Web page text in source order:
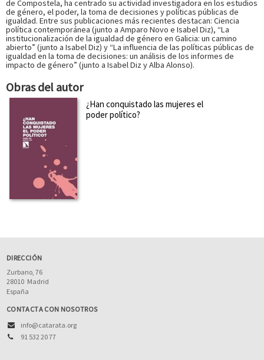
de Compostela, ha centrado su actividad investigadora en los estudios
de género, el poder, la toma de decisiones y políticas públicas de
igualdad. Entre sus publicaciones más recientes destacan: Ciencia
política contemporánea (junto a Amparo Novo e Isabel Diz), “La
institucionalización de la igualdad de género en Galicia: un camino
abierto” (junto a Isabel Diz) y “La influencia de las políticas públicas de
igualdad en la toma de decisiones: un análisis de los informes de
impacto de género” (junto a Isabel Diz y Alba Alonso).
Obras del autor
¿Han conquistado las mujeres el
poder político?
DIRECCIÓN
Zurbano, 76
28010 Madrid
España
CONTACTA CON NOSOTROS
info@catarata.org
91 532 20 77